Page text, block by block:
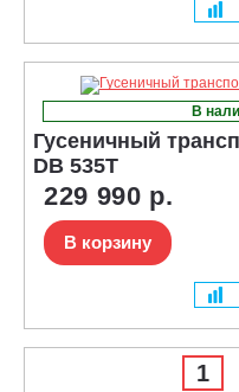
В
Гусеничный
DB 535T
229 990 р.
В корзину
1